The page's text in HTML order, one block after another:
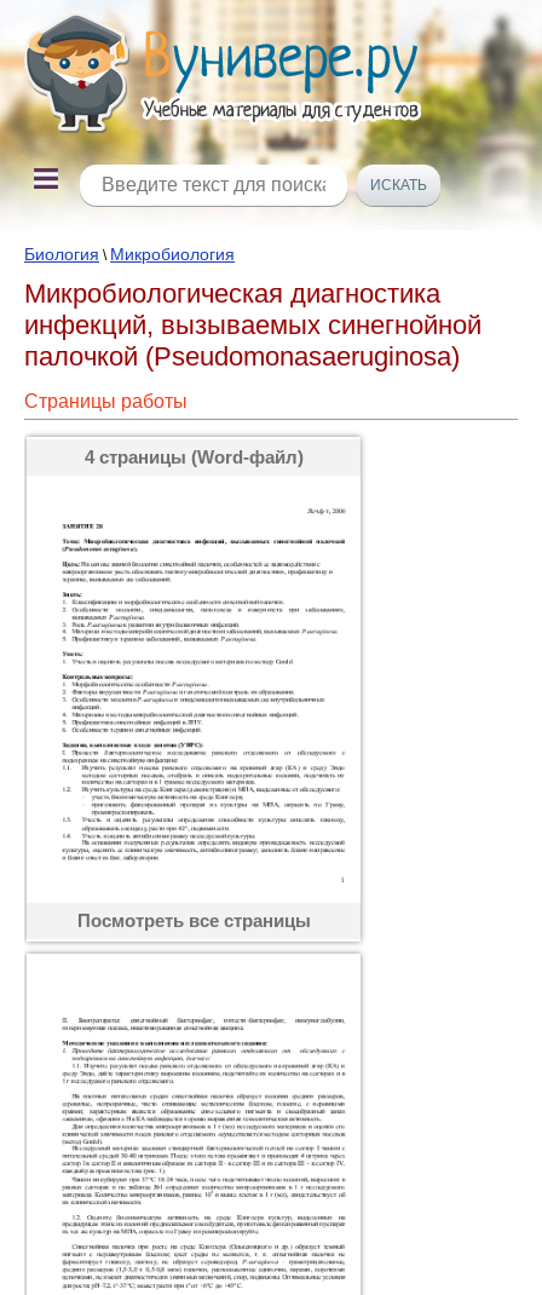
Биология \ Микробиология
Микробиологическая диагностика
инфекций, вызываемых синегнойной
палочкой (Pseudomonasaeruginosa)
Страницы работы
4 страницы (Word-файл)
Посмотреть все страницы